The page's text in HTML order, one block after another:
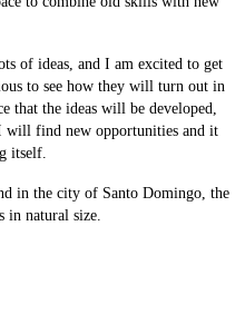
of ideas, and I am excited to get
to see how they will turn out in
that the ideas will be developed,
will find new opportunities and it
itself.
in the city of Santo Domingo, the
in natural size.